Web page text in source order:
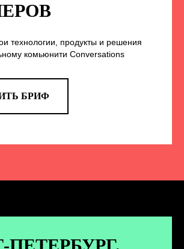
технологии, продукты и решения
комьюнити Conversations
БРИФ
и другие